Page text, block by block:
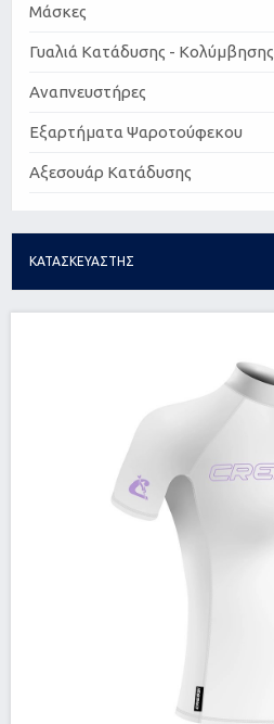
Μάσκες
Γυαλιά Κατάδυσης - Κολύμβησης
Αναπνευστήρες
Εξαρτήματα Ψαροτούφεκου
Αξεσουάρ Κατάδυσης
ΚΑΤΑΣΚΕΥΑΣΤΗΣ